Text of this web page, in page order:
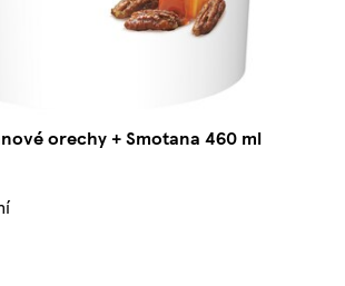
orechy + Smotana 460 ml